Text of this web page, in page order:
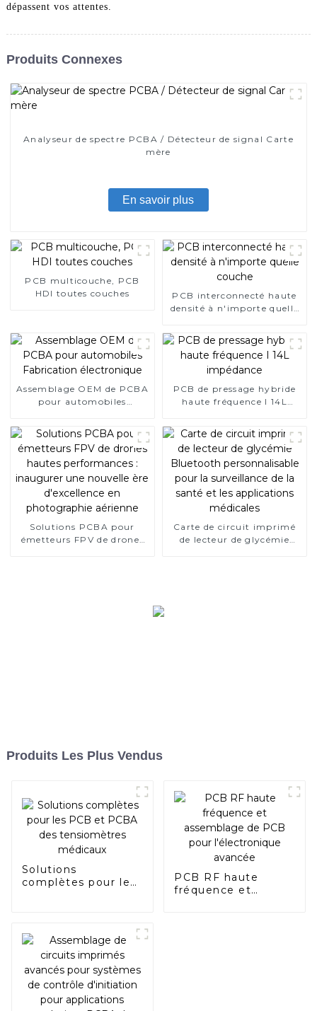
dépassent vos attentes.
Produits Connexes
Analyseur de spectre PCBA / Détecteur de signal Carte
mère
En savoir plus
PCB multicouche, PCB
HDI toutes couches
PCB interconnecté haute
densité à n'importe quelle
Assemblage OEM de PCBA
pour automobiles
PCB de pressage hybride
haute fréquence I 14L
Solutions PCBA pour
émetteurs FPV de drones
Carte de circuit imprimé
de lecteur de glycémie
Produits Les Plus Vendus
Solutions
complètes pour les
PCB RF haute
fréquence et